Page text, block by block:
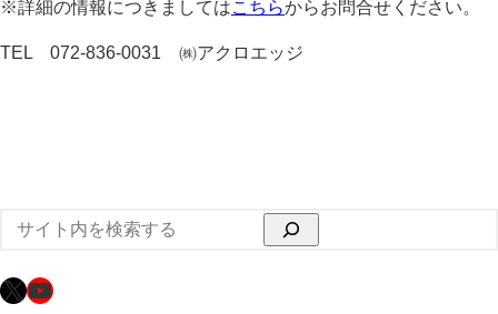
※詳細の情報につきましてはこちらからお問合せください。
TEL 072-836-0031 ㈱アクロエッジ
検
索
X YouTube